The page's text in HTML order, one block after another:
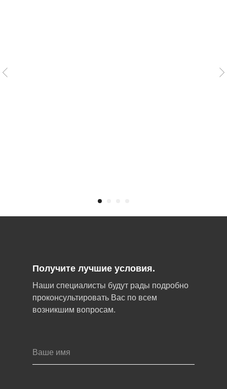
Получите лучшие условия.
Наши специалисты будут рады подробно
проконсультировать Вас по всем
возникшим вопросам.